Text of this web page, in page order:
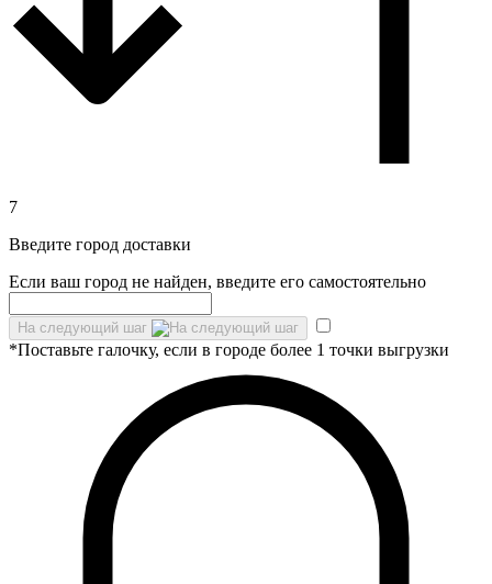
7
Введите город доставки
Если ваш город не найден, введите его самостоятельно
На следующий шаг
*Поставьте галочку, если в городе более 1 точки выгрузки